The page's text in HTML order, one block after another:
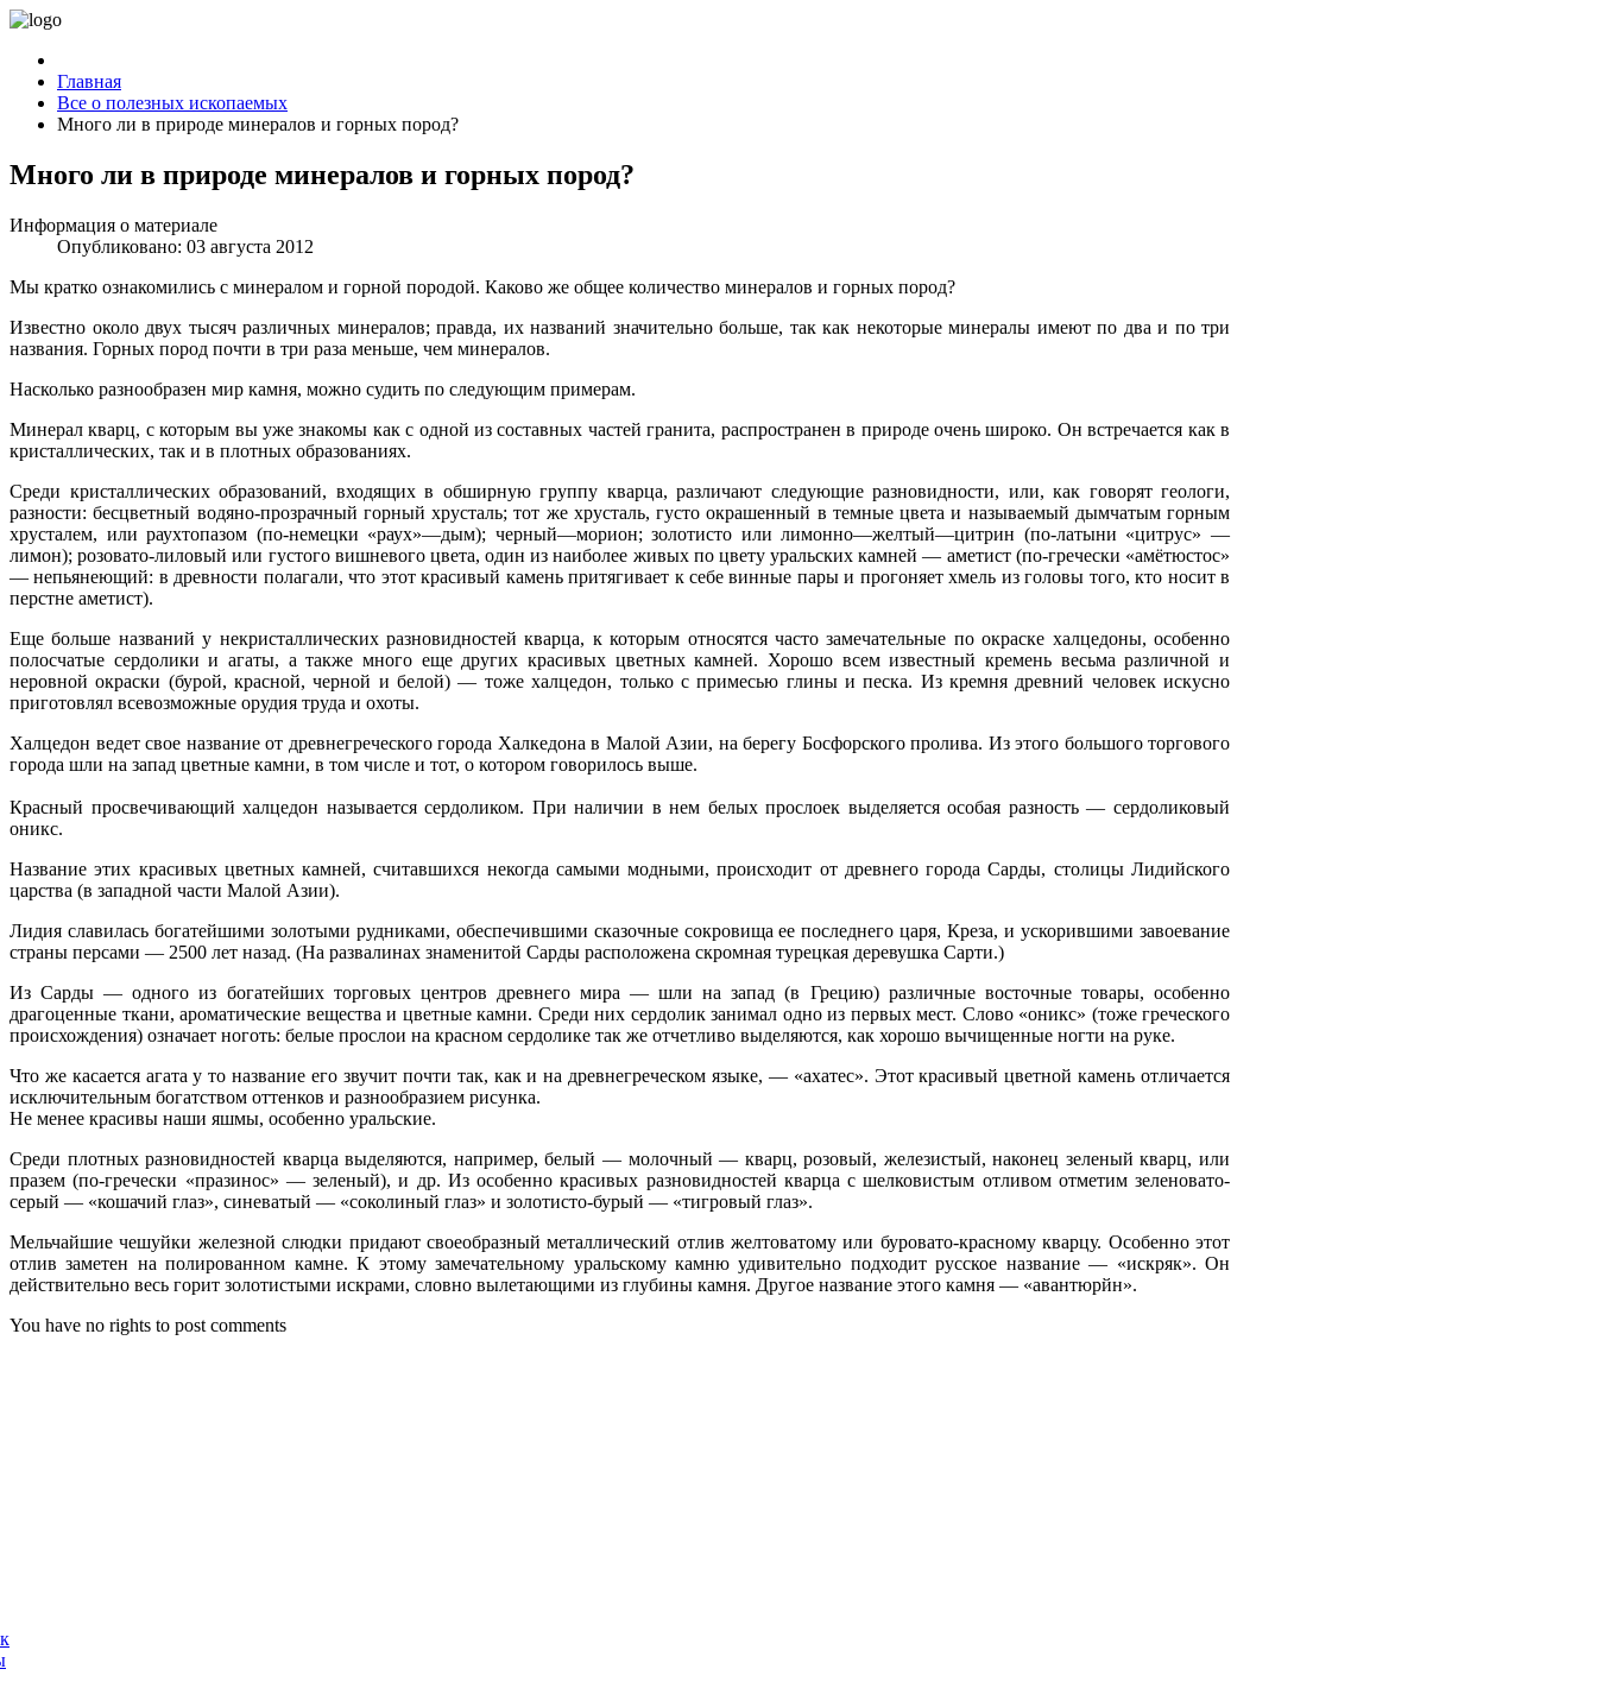
Главная
Все о полезных ископаемых
Много ли в природе минералов и горных пород?
Много ли в природе минералов и горных пород?
Информация о материале
Опубликовано: 03 августа 2012
Мы кратко ознакомились с минералом и горной породой. Каково же общее количество минералов и горных пород?
Известно около двух тысяч различных минералов; правда, их названий значительно больше, так как некоторые минералы имеют по два и по три
названия. Горных пород почти в три раза меньше, чем минералов.
Насколько разнообразен мир камня, можно судить по следующим примерам.
Минерал кварц, с которым вы уже знакомы как с одной из составных частей гранита, распространен в природе очень широко. Он встречается как в
кристаллических, так и в плотных образованиях.
Среди кристаллических образований, входящих в обширную группу кварца, различают следующие разновидности, или, как говорят геологи,
разности: бесцветный водяно-прозрачный горный хрусталь; тот же хрусталь, густо окрашенный в темные цвета и называемый дымчатым горным
хрусталем, или раухтопазом (по-немецки «раух»—дым); черный—морион; золотисто или лимонно—желтый—цитрин (по-латыни «цитрус» —
лимон); розовато-лиловый или густого вишневого цвета, один из наиболее живых по цвету уральских камней — аметист (по-гречески «амётюстос»
— непьянеющий: в древности полагали, что этот красивый камень притягивает к себе винные пары и прогоняет хмель из головы того, кто носит в
перстне аметист).
Еще больше названий у некристаллических разновидностей кварца, к которым относятся часто замечательные по окраске халцедоны, особенно
полосчатые сердолики и агаты, а также много еще других красивых цветных камней. Хорошо всем известный кремень весьма различной и
неровной окраски (бурой, красной, черной и белой) — тоже халцедон, только с примесью глины и песка. Из кремня древний человек искусно
приготовлял всевозможные орудия труда и охоты.
Халцедон ведет свое название от древнегреческого города Халкедона в Малой Азии, на берегу Босфорского пролива. Из этого большого торгового
города шли на запад цветные камни, в том числе и тот, о котором говорилось выше.
Красный просвечивающий халцедон называется сердоликом. При наличии в нем белых прослоек выделяется особая разность — сердоликовый
оникс.
Название этих красивых цветных камней, считавшихся некогда самыми модными, происходит от древнего города Сарды, столицы Лидийского
царства (в западной части Малой Азии).
Лидия славилась богатейшими золотыми рудниками, обеспечившими сказочные сокровища ее последнего царя, Креза, и ускорившими завоевание
страны персами — 2500 лет назад. (На развалинах знаменитой Сарды расположена скромная турецкая деревушка Сарти.)
Из Сарды — одного из богатейших торговых центров древнего мира — шли на запад (в Грецию) различные восточные товары, особенно
драгоценные ткани, ароматические вещества и цветные камни. Среди них сердолик занимал одно из первых мест. Слово «оникс» (тоже греческого
происхождения) означает ноготь: белые прослои на красном сердолике так же отчетливо выделяются, как хорошо вычищенные ногти на руке.
Что же касается агата у то название его звучит почти так, как и на древнегреческом языке, — «ахатес». Этот красивый цветной камень отличается
исключительным богатством оттенков и разнообразием рисунка.
Не менее красивы наши яшмы, особенно уральские.
Среди плотных разновидностей кварца выделяются, например, белый — молочный — кварц, розовый, железистый, наконец зеленый кварц, или
празем (по-гречески «празинос» — зеленый), и др. Из особенно красивых разновидностей кварца с шелковистым отливом отметим зеленовато-
серый — «кошачий глаз», синеватый — «соколиный глаз» и золотисто-бурый — «тигровый глаз».
Мельчайшие чешуйки железной слюдки придают своеобразный металлический отлив желтоватому или буровато-красному кварцу. Особенно этот
отлив заметен на полированном камне. К этому замечательному уральскому камню удивительно подходит русское название — «искряк». Он
действительно весь горит золотистыми искрами, словно вылетающими из глубины камня. Другое название этого камня — «авантюрйн».
You have no rights to post comments